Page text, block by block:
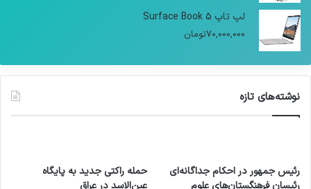
لپ تاپ Surface Book 5
70,000,000تومان
نوشته‌های تازه
رئیس جمهور در احکام جداگانه‌ای
رئیسان فرهنگستان‌های علوم
حمله راکتی جدید به پایگاه
عین‌الاسد در عراق